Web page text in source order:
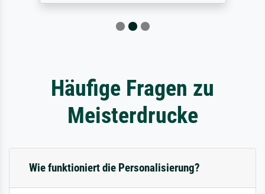
Häufige Fragen zu
Meisterdrucke
Wie funktioniert die Personalisierung?